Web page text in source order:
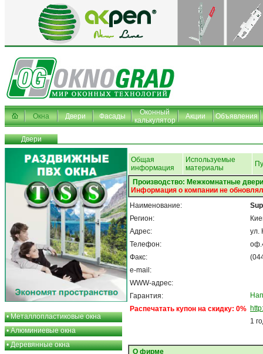
Окна Двери Фасады
Оконный
калькулятор
Акции Объявления
Двери
•Металлопластиковые окна
•Алюминиевые окна
•Деревянные окна
Общая
информация
Используемые
материалы
Производство: Межкомнатные двери
Информация о компании не
Наименование:
Регион:
Адрес:
Телефон:
Факс:
e-mail:
WWW-адрес:
Гарантия:
Распечатать купон на скидку: 0%
ул.
1
О фирме